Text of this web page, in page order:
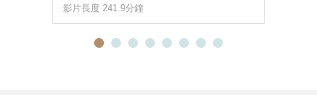
影片長度 241.9分鐘